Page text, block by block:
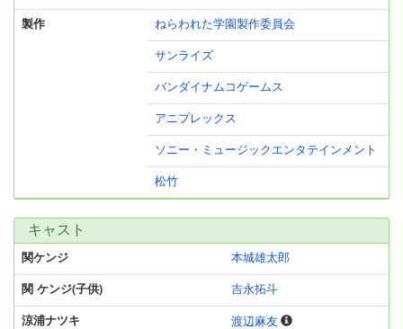
製作 ねらわれた学園製作委員会
サンライズ
バンダイナムコゲームス
アニプレックス
ソニー・ミュージックエンタテインメント
松竹
キャスト
関ケンジ 本城雄太郎
関 ケンジ(子供) 吉永拓斗
涼浦ナツキ 渡辺麻友